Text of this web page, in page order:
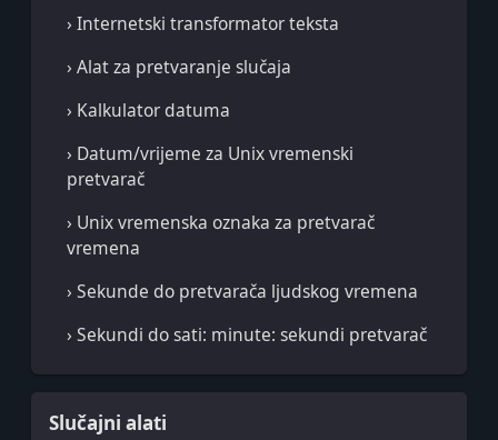
› Internetski transformator teksta
› Alat za pretvaranje slučaja
› Kalkulator datuma
› Datum/vrijeme za Unix vremenski
pretvarač
› Unix vremenska oznaka za pretvarač
vremena
› Sekunde do pretvarača ljudskog vremena
› Sekundi do sati: minute: sekundi pretvarač
Slučajni alati